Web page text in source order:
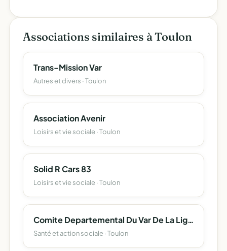
Associations similaires à Toulon
Trans-Mission Var
Autres et divers · Toulon
Association Avenir
Loisirs et vie sociale · Toulon
Solid R Cars 83
Loisirs et vie sociale · Toulon
Comite Departemental Du Var De La Ligue Nationale Francaise Contre Le Cancer
Santé et action sociale · Toulon